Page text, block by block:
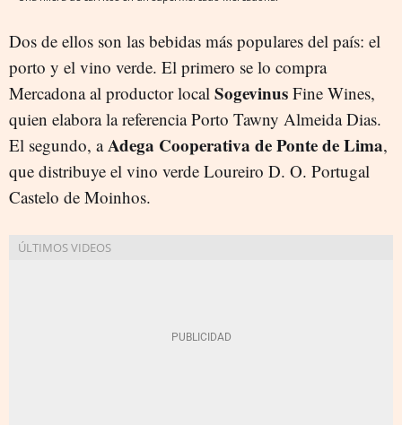
Dos de ellos son las bebidas más populares del país: el
porto y el vino verde. El primero se lo compra
Mercadona al productor local Sogevinus Fine Wines,
quien elabora la referencia Porto Tawny Almeida Dias.
El segundo, aAdega Cooperativa de Ponte de Lima,
que distribuye el vino verde Loureiro D. O. Portugal
Castelo de Moinhos.